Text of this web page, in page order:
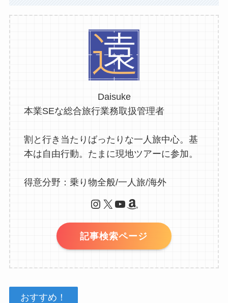
Daisuke
本業SEな総合旅行業務取扱管理者
割と行き当たりばったりな一人旅中心。基
本は自由行動。たまに現地ツアーに参加。
得意分野：乗り物全般/一人旅/海外
Instagram X YouTube Amazon
記事検索ページ
おすすめ！